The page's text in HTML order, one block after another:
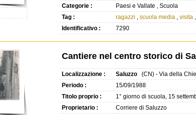
Categorie :
Paesi e Vallate , Scuola
Tag :
ragazzi , scuola media , visita ,
Identificativo :
7290
Cantiere nel centro storico di
Localizzazione : Saluzzo (CN) - Via della
Periodo :
15/09/1988
Titolo proprio :
1° giorno di scuola, 15
Proprietario :
Corriere di Saluzzo